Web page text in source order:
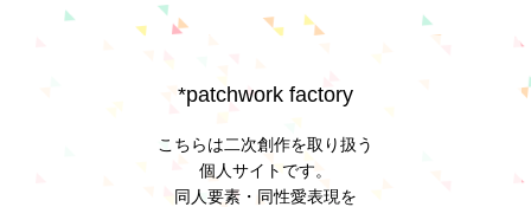
*patchwork factory
こちらは二次創作を取り扱う
個人サイトです。
同人要素・同性愛表現を